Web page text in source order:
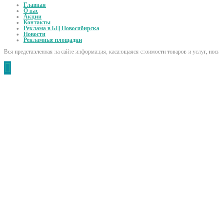
Главная
О нас
Акции
Контакты
Реклама в БЦ Новосибирска
Новости
Рекламные площадки
Вся представленная на сайте информация, касающаяся стоимости товаров и услуг,